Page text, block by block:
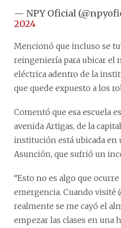
— NPY Oficial
2024
Mencionó que incluso se
reingeniería para ubicar el
eléctrica adentro de la
que quede expuesto a los
Comentó que esa escuela
avenida Artigas, de la
institución está ubicada en
Asunción, que sufrió un
“Esto no es algo que
emergencia. Cuando visité
realmente se me cayó el
empezar las clases en una